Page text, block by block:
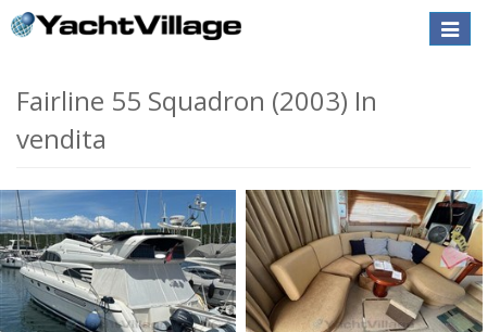
Toggle
Fairline 55 Squadron (2003) In
vendita